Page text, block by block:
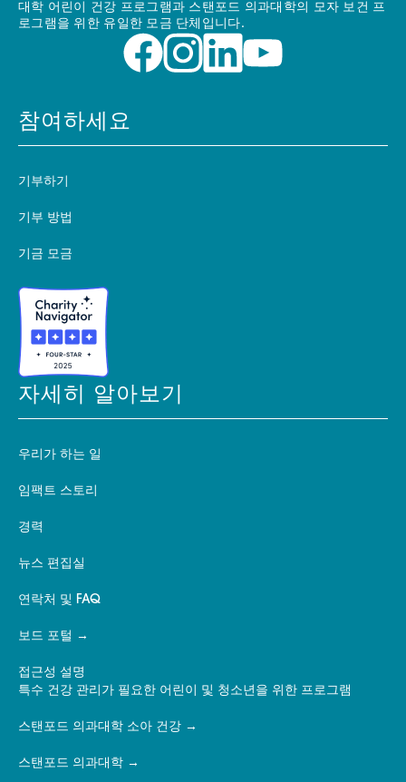
대학 어린이 건강 프로그램과 스탠포드 의과대학의 모자 보건 프
로그램을 위한 유일한 모금 단체입니다.
참여하세요
기부하기
기부 방법
기금 모금
자세히 알아보기
우리가 하는 일
임팩트 스토리
경력
뉴스 편집실
연락처 및 FAQ
보드 포털
접근성 설명
특수 건강 관리가 필요한 어린이 및 청소년을 위한 프로그램
스탠포드 의과대학 소아 건강
스탠포드 의과대학